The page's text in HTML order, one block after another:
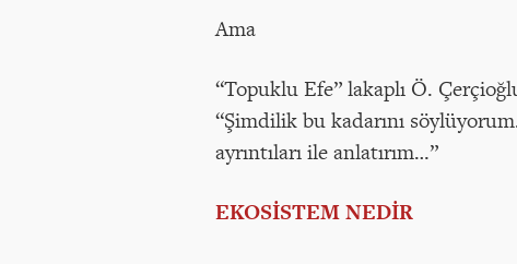
Ama
“Topuklu Efe” lakaplı Ö.
“Şimdilik bu kadarını
ayrıntıları ile anlatırım…”
EKOSİSTEM NEDİR